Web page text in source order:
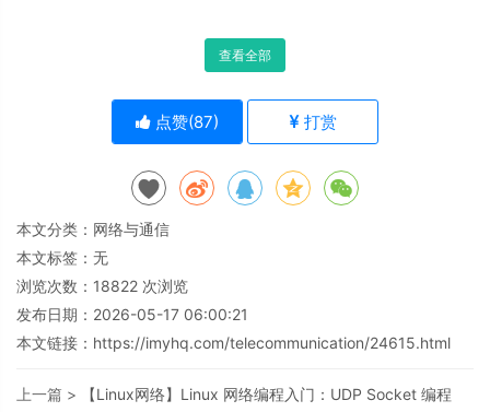
查看全部
点赞(87) 打赏
本文分类： 网络与通信
本文标签：无
浏览次数： 18822 次浏览
发布日期：2026-05-17 06:00:21
本文链接： https://imyhq.com/telecommunication/24615.html
上一篇 >
【Linux网络】Linux 网络编程入门：UDP Socket 编程